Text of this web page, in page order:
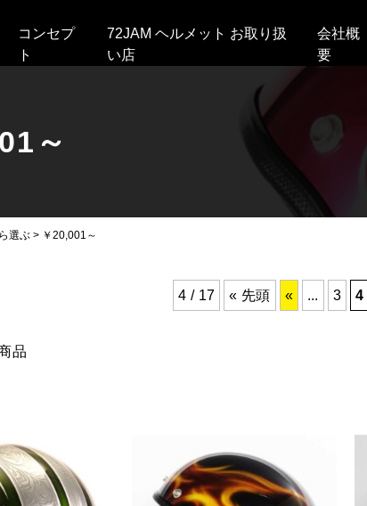
コンセプ
ト
72JAM ヘルメット お取り扱
い店
会社概
要
～
選ぶ > ￥20,001～
4 / 17 « 先頭 « ... 3 4
品